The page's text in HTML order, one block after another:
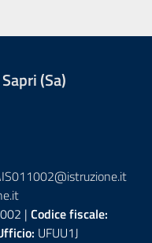
(Sa)
| Codice fiscale:
UFUU1J